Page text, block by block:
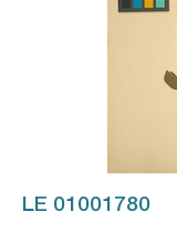
LE 01001780